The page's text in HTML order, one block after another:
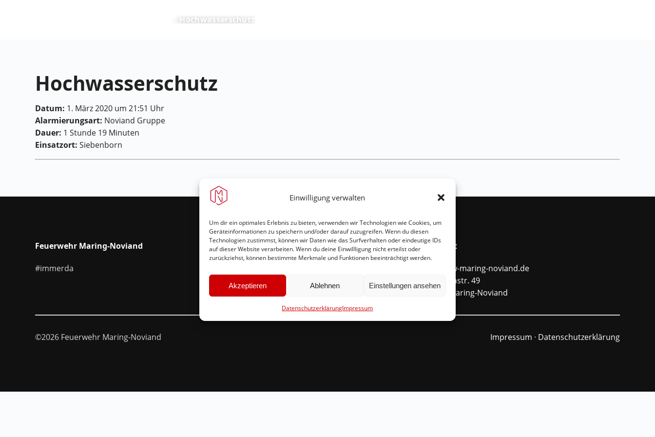
Einwilligung verwalten
Um dir ein optimales Erlebnis zu bieten, verwenden wir Technologien wie Cookies, um
Geräteinformationen zu speichern und/oder darauf zuzugreifen. Wenn du diesen
Technologien zustimmst, können wir Daten wie das Surfverhalten oder eindeutige IDs
auf dieser Website verarbeiten. Wenn du deine Einwillligung nicht erteilst oder
zurückziehst, können bestimmte Merkmale und Funktionen beeinträchtigt werden.
Akzeptieren Ablehnen Einstellungen ansehen
DatenschutzerklärungImpressum
Hochwasserschutz
Hochwasserschutz
Datum: 1. März 2020 um 21:51 Uhr
Alarmierungsart: Noviand Gruppe
Dauer: 1 Stunde 19 Minuten
Einsatzort: Siebenborn
Feuerwehr Maring-Noviand
#immerda
Schnellinks
Facebook
Mitglied werden
Kontakt
info@ffw-maring-noviand.de
Brunnenstr. 49
54484 Maring-Noviand
©2026 Feuerwehr Maring-Noviand Impressum · Datenschutzerklärung